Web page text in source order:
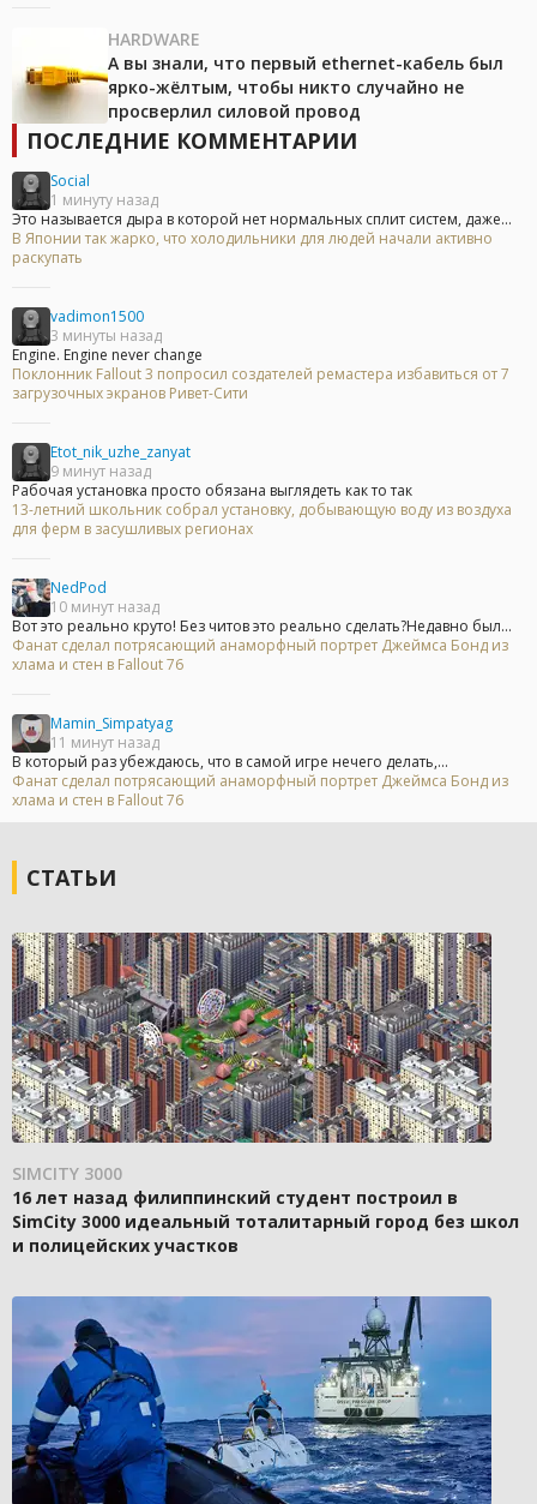
HARDWARE
А вы знали, что первый ethernet-кабель был
ярко-жёлтым, чтобы никто случайно не
просверлил силовой провод
ПОСЛЕДНИЕ КОММЕНТАРИИ
Social
1 минуту назад
Это называется дыра в которой нет нормальных сплит систем, даже...
В Японии так жарко, что холодильники для людей начали активно
раскупать
vadimon1500
3 минуты назад
Engine. Engine never change
Поклонник Fallout 3 попросил создателей ремастера избавиться от 7
загрузочных экранов Ривет-Сити
Etot_nik_uzhe_zanyat
9 минут назад
Рабочая установка просто обязана выглядеть как то так
13-летний школьник собрал установку, добывающую воду из воздуха
для ферм в засушливых регионах
NedPod
10 минут назад
Вот это реально круто! Без читов это реально сделать?Недавно был...
Фанат сделал потрясающий анаморфный портрет Джеймса Бонд из
хлама и стен в Fallout 76
Mamin_Simpatyag
11 минут назад
В который раз убеждаюсь, что в самой игре нечего делать,...
Фанат сделал потрясающий анаморфный портрет Джеймса Бонд из
хлама и стен в Fallout 76
СТАТЬИ
SIMCITY 3000
16 лет назад филиппинский студент построил в
SimCity 3000 идеальный тоталитарный город без школ
и полицейских участков